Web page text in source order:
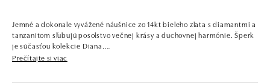
Jemné a dokonale vyvážené náušnice zo 14kt bieleho zlata s diamantmi a
tanzanitom sľubujú posolstvo večnej krásy a duchovnej harmónie. Šperk
je súčasťou kolekcie Diana.
Prečítajte si viac